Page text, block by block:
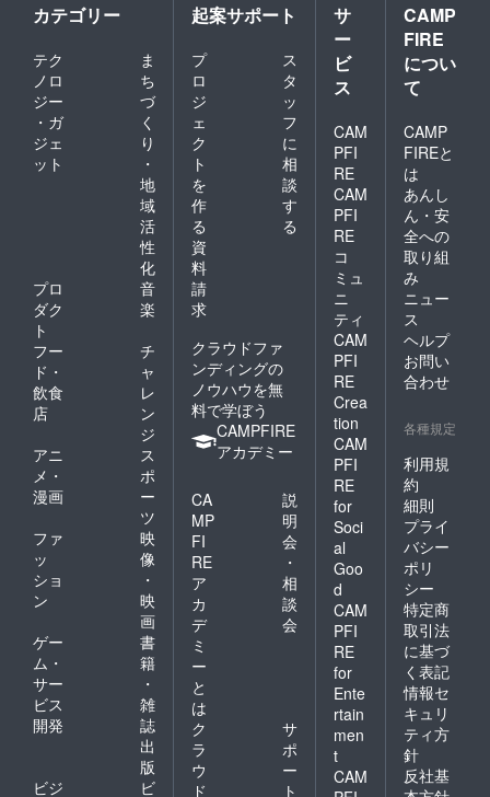
カテゴリー
テク
ノロ
ジー
・ガ
ジェ
ット
ま
ち
づ
く
り
・
地
域
活
性
化
プロ
ダク
ト
音
楽
フー
ド・
飲食
店
チ
ャ
レ
ン
ジ
アニ
メ・
漫画
ス
ポ
ー
ツ
ファ
ッ
ショ
ン
映
像
・
映
画
ゲー
ム・
サー
ビス
開発
書
籍
・
雑
誌
出
版
ビジ
ビ
起案サポート
プ
ロ
ジ
ェ
ク
ト
を
作
る
ス
タ
ッ
フ
に
相
談
す
る
資
料
請
求
クラウドファ
ンディングの
ノウハウを無
料で学ぼう
CAMPFIRE
アカデミー
CA
MP
FI
RE
ア
カ
デ
ミ
ー
と
は
説
明
会
・
相
談
会
ク
ラ
ウ
ド
サ
ポ
ー
ト
サ
ー
ビ
ス
CAM
PFI
RE
CAM
PFI
RE
コ
ミュ
ニ
ティ
CAM
PFI
RE
Crea
tion
CAM
PFI
RE
for
Soci
al
Goo
d
CAM
PFI
RE
for
Ente
rtain
men
t
CAM
CAMP
FIRE
につい
て
CAMP
FIREと
は
あんし
ん・安
全への
取り組
み
ニュー
ス
ヘルプ
お問い
合わせ
各種規定
利用規
約
細則
プライ
バシー
ポリ
シー
特定商
取引法
に基づ
く表記
情報セ
キュリ
ティ方
針
反社基